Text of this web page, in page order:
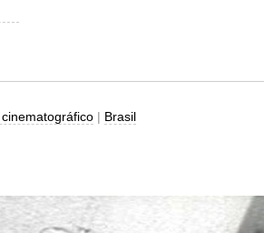
| Brasil